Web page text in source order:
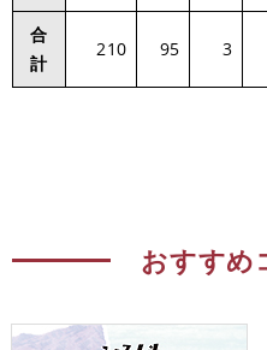
合
計
210 95 3
おすすめ